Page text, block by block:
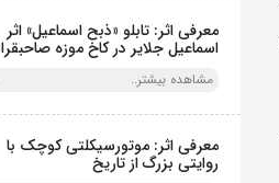
معرفی اثر: تابلو «ذبح اسماعیل» اثر
اسماعیل جلایر در کاخ موزه
مشاهده بیشتر..
معرفی اثر: موتورسیکلتی کوچک با
روایتی بزرگ از تاریخ